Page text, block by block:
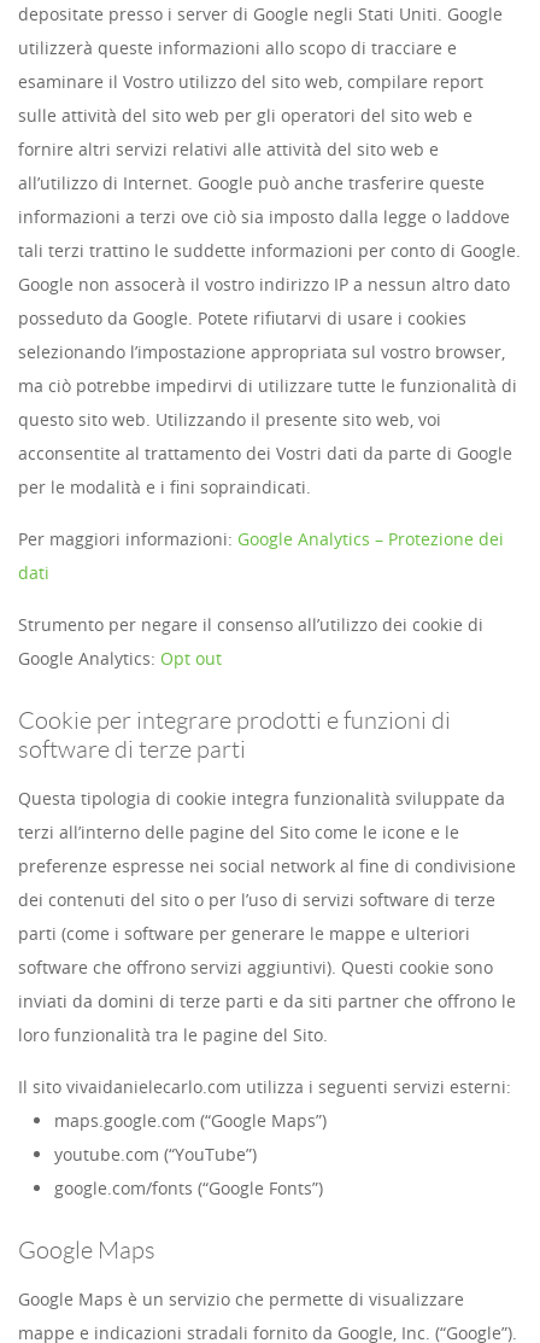
depositate presso i server di Google negli Stati Uniti. Google
utilizzerà queste informazioni allo scopo di tracciare e
esaminare il Vostro utilizzo del sito web, compilare report
sulle attività del sito web per gli operatori del sito web e
fornire altri servizi relativi alle attività del sito web e
all’utilizzo di Internet. Google può anche trasferire queste
informazioni a terzi ove ciò sia imposto dalla legge o laddove
tali terzi trattino le suddette informazioni per conto di Google.
Google non assocerà il vostro indirizzo IP a nessun altro dato
posseduto da Google. Potete rifiutarvi di usare i cookies
selezionando l’impostazione appropriata sul vostro browser,
ma ciò potrebbe impedirvi di utilizzare tutte le funzionalità di
questo sito web. Utilizzando il presente sito web, voi
acconsentite al trattamento dei Vostri dati da parte di Google
per le modalità e i fini sopraindicati.
Per maggiori informazioni: Google Analytics – Protezione dei
dati
Strumento per negare il consenso all’utilizzo dei cookie di
Google Analytics: Opt out
Cookie per integrare prodotti e funzioni di
software di terze parti
Questa tipologia di cookie integra funzionalità sviluppate da
terzi all’interno delle pagine del Sito come le icone e le
preferenze espresse nei social network al fine di condivisione
dei contenuti del sito o per l’uso di servizi software di terze
parti (come i software per generare le mappe e ulteriori
software che offrono servizi aggiuntivi). Questi cookie sono
inviati da domini di terze parti e da siti partner che offrono le
loro funzionalità tra le pagine del Sito.
Il sito vivaidanielecarlo.com utilizza i seguenti servizi esterni:
maps.google.com (“Google Maps”)
youtube.com (“YouTube”)
google.com/fonts (“Google Fonts”)
Google Maps
Google Maps è un servizio che permette di visualizzare
mappe e indicazioni stradali fornito da Google, Inc. (“Google”).